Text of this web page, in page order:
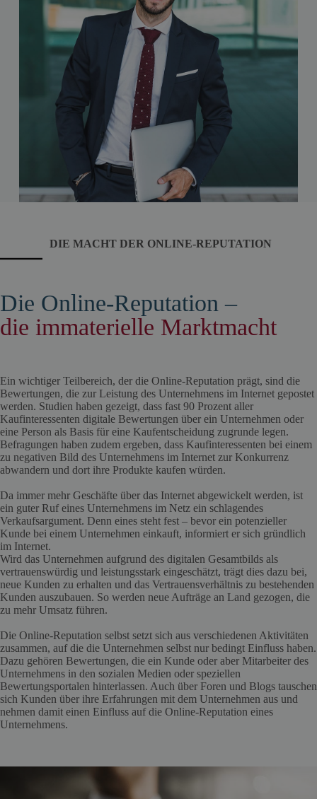
DIE MACHT DER ONLINE-REPUTATION
Die Online-Reputation –
die immaterielle Marktmacht
Ein wichtiger Teilbereich, der die Online-Reputation prägt, sind die
Bewertungen, die zur Leistung des Unternehmens im Internet gepostet
werden. Studien haben gezeigt, dass fast 90 Prozent aller
Kaufinteressenten digitale Bewertungen über ein Unternehmen oder
eine Person als Basis für eine Kaufentscheidung zugrunde legen.
Befragungen haben zudem ergeben, dass Kaufinteressenten bei einem
zu negativen Bild des Unternehmens im Internet zur Konkurrenz
abwandern und dort ihre Produkte kaufen würden.
Da immer mehr Geschäfte über das Internet abgewickelt werden, ist
ein guter Ruf eines Unternehmens im Netz ein schlagendes
Verkaufsargument. Denn eines steht fest – bevor ein potenzieller
Kunde bei einem Unternehmen einkauft, informiert er sich gründlich
im Internet.
Wird das Unternehmen aufgrund des digitalen Gesamtbilds als
vertrauenswürdig und leistungsstark eingeschätzt, trägt dies dazu bei,
neue Kunden zu erhalten und das Vertrauensverhältnis zu bestehenden
Kunden auszubauen. So werden neue Aufträge an Land gezogen, die
zu mehr Umsatz führen.
Die Online-Reputation selbst setzt sich aus verschiedenen Aktivitäten
zusammen, auf die die Unternehmen selbst nur bedingt Einfluss haben.
Dazu gehören Bewertungen, die ein Kunde oder aber Mitarbeiter des
Unternehmens in den sozialen Medien oder speziellen
Bewertungsportalen hinterlassen. Auch über Foren und Blogs tauschen
sich Kunden über ihre Erfahrungen mit dem Unternehmen aus und
nehmen damit einen Einfluss auf die Online-Reputation eines
Unternehmens.